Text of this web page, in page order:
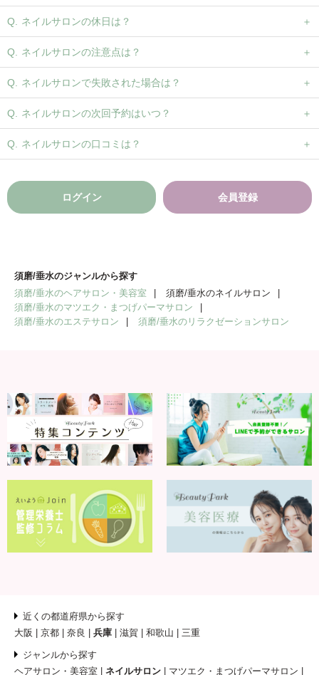
ネイルサロンの休日は？
ネイルサロンの注意点は？
ネイルサロンで失敗された場合は？
ネイルサロンの次回予約はいつ？
ネイルサロンの口コミは？
ログイン 会員登録
須磨/垂水のジャンルから探す
須磨/垂水のヘアサロン・美容室
須磨/垂水のネイルサロン
須磨/垂水のマツエク・まつげパーマサロン
須磨/垂水のエステサロン
須磨/垂水のリラクゼーションサロン
近くの都道府県から探す
大阪
京都 奈良 兵庫 滋賀 和歌山 三重
ジャンルから探す
ヘアサロン・美容室
ネイルサロン
マツエク・まつげパーマサロン